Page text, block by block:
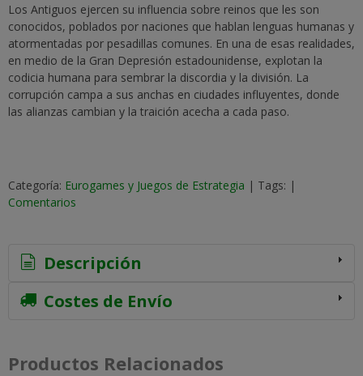
Los Antiguos ejercen su influencia sobre reinos que les son
conocidos, poblados por naciones que hablan lenguas humanas y
atormentadas por pesadillas comunes. En una de esas realidades,
en medio de la Gran Depresión estadounidense, explotan la
codicia humana para sembrar la discordia y la división. La
corrupción campa a sus anchas en ciudades influyentes, donde
las alianzas cambian y la traición acecha a cada paso.
Categoría: Eurogames y Juegos de Estrategia | Tags: |
Comentarios
Descripción
Costes de Envío
Productos Relacionados